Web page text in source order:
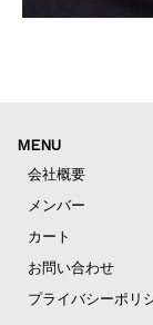
MENU
会社概要
メンバー
カート
お問い合わせ
プライバシーポリ